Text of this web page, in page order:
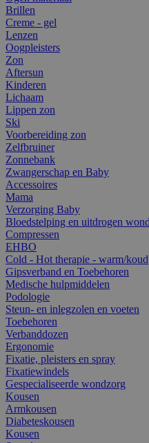
Brillen
Creme - gel
Lenzen
Oogpleisters
Zon
Aftersun
Kinderen
Lichaam
Lippen zon
Ski
Voorbereiding zon
Zelfbruiner
Zonnebank
Zwangerschap en Baby
Accessoires
Mama
Verzorging Baby
Bloedstelping en uitdrogen
Compressen
EHBO
Cold - Hot therapie - warm/koud
Gipsverband en Toebehoren
Medische hulpmiddelen
Podologie
Steun- en inlegzolen en voeten
Toebehoren
Verbanddozen
Ergonomie
Fixatie, pleisters en spray
Fixatiewindels
Gespecialiseerde wondzorg
Kousen
Armkousen
Diabeteskousen
Kousen